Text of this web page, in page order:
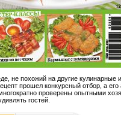
не похожий на другие кулинарные
прошел конкурсный отбор, а
проверены опытными
гостей.